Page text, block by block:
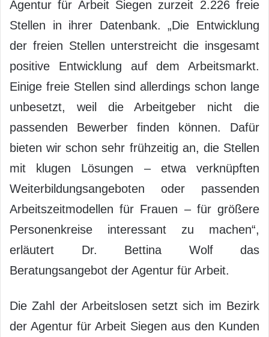
Agentur für Arbeit Siegen zurzeit 2.226 freie
Stellen in ihrer Datenbank. „Die Entwicklung
der freien Stellen unterstreicht die insgesamt
positive Entwicklung auf dem Arbeitsmarkt.
Einige freie Stellen sind allerdings schon lange
unbesetzt, weil die Arbeitgeber nicht die
passenden Bewerber finden können. Dafür
bieten wir schon sehr frühzeitig an, die Stellen
mit klugen Lösungen – etwa verknüpften
Weiterbildungsangeboten oder passenden
Arbeitszeitmodellen für Frauen – für größere
Personenkreise interessant zu machen“,
erläutert Dr. Bettina Wolf das
Beratungsangebot der Agentur für Arbeit.
Die Zahl der Arbeitslosen setzt sich im Bezirk
der Agentur für Arbeit Siegen aus den Kunden